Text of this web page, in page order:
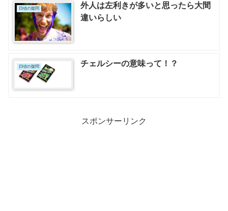
日頃の疑問
外人は左利きが多いと思ったら大間
違いらしい
日頃の疑問 チェルシーの意味って！？
スポンサーリンク